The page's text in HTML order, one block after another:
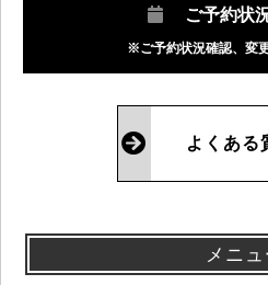
ご予約状
※ご予約状況確認、変
よくあ
メニュ